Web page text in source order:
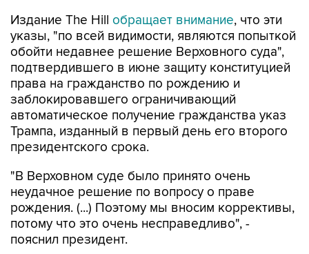
Издание The Hill обращает внимание, что эти
указы, "по всей видимости, являются попыткой
обойти недавнее решение Верховного суда",
подтвердившего в июне защиту конституцией
права на гражданство по рождению и
заблокировавшего ограничивающий
автоматическое получение гражданства указ
Трампа, изданный в первый день его второго
президентского срока.
"В Верховном суде было принято очень
неудачное решение по вопросу о праве
рождения. (...) Поэтому мы вносим коррективы,
потому что это очень несправедливо", -
пояснил президент.